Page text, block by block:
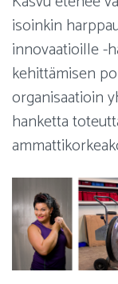
isoinkin
innovaatioille -
kehittämisen
organisaatioin
hanketta